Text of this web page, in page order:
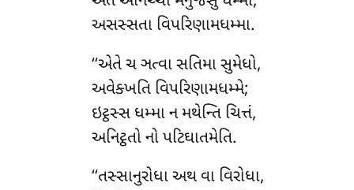
અસસ્સતા વિપરિણામધમ્મા.
‘‘એતે ચ ઞત્વા સતિમા સુમેધો,
અવેક્ખતિ વિપરિણામધમ્મે;
ઇટ્ઠસ્સ ધમ્મા ન મથેન્તિ ચિત્તં,
અનિટ્ઠતો નો પટિઘાતમેતિ.
‘‘તસ્સાનુરોધાઅથ વા વિરોધા,